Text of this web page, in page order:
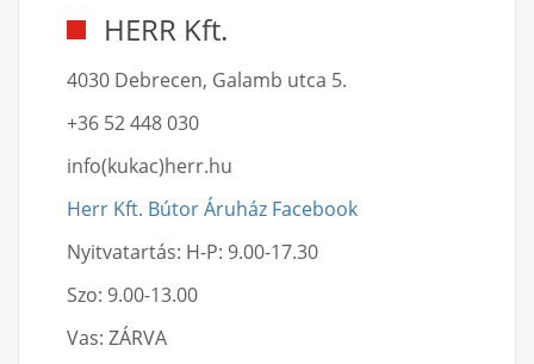
HERR Kft.
4030 Debrecen, Galamb utca 5.
+36 52 448 030
info(kukac)herr.hu
Herr Kft. Bútor Áruház Facebook
Nyitvatartás: H-P: 9.00-17.30
Szo: 9.00-13.00
Vas: ZÁRVA